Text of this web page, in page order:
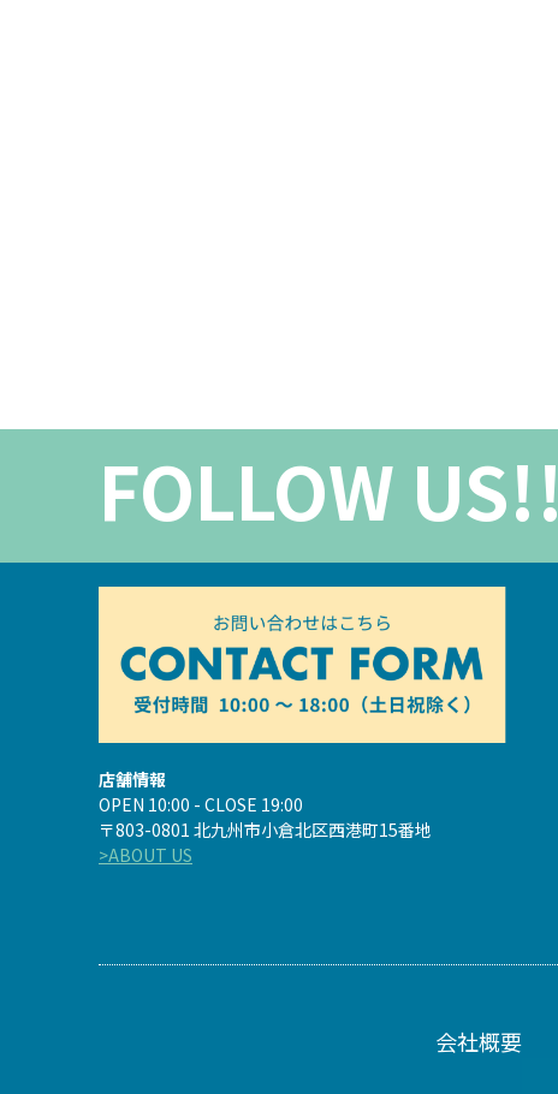
FOLLOW US!!
店舗情報
OPEN 10:00 - CLOSE 19:00
〒803-0801 北九州市小倉北区西港町15番地
>ABOUT US
会社概要